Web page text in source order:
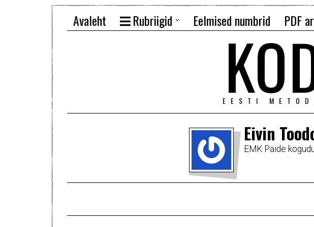
Avaleht Rubriigid Eelmised numbrid PDF
EESTI
Eivin
EMK Paide